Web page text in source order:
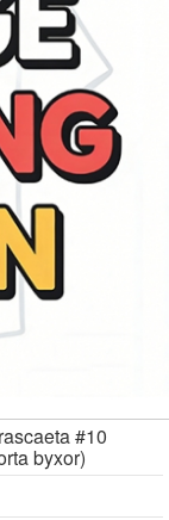
#10
byxor)